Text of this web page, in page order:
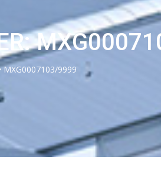
MXG0007103/9999